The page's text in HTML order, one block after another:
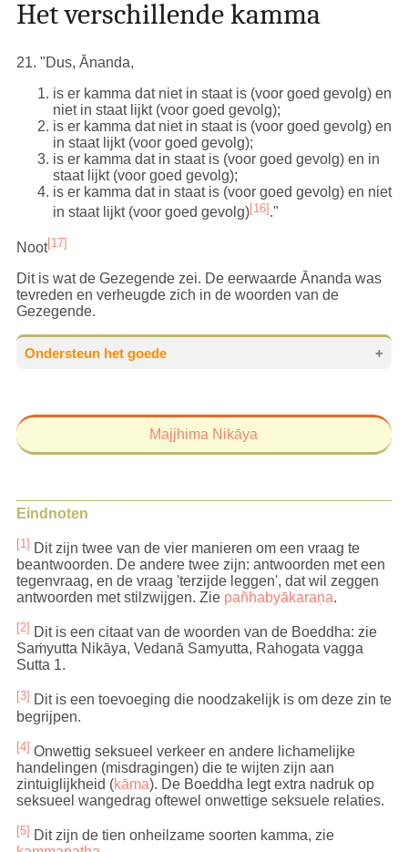
Het verschillende kamma
21. "Dus, Ānanda,
is er kamma dat niet in staat is (voor goed gevolg) en
niet in staat lijkt (voor goed gevolg);
is er kamma dat niet in staat is (voor goed gevolg) en
in staat lijkt (voor goed gevolg);
is er kamma dat in staat is (voor goed gevolg) en in
staat lijkt (voor goed gevolg);
is er kamma dat in staat is (voor goed gevolg) en niet
in staat lijkt (voor goed gevolg)[16]."
Noot[17]
Dit is wat de Gezegende zei. De eerwaarde Ānanda was
tevreden en verheugde zich in de woorden van de
Gezegende.
Ondersteun het goede
eraan meehelpen) is door de Boeddha
aangetoond als hetallerhoogste in de wereld
Steun a.u.b. dit werk door zo nu en dan een
een zeer gunstig effect op je. Vrijgevigheid
(dāna) is niet voor niets de basis oefening van
Majjhima Nikāya
Eindnoten
[1] Dit zijn twee van de vier manieren om een vraag te
beantwoorden. De andere twee zijn: antwoorden met een
tegenvraag, en de vraag 'terzijde leggen', dat wil zeggen
antwoorden met stilzwijgen. Zie pañhabyākaraṇa.
[2] Dit is een citaat van de woorden van de Boeddha: zie
Saṁyutta Nikāya, Vedanā Samyutta, Rahogata vagga
Sutta 1.
[3] Dit is een toevoeging die noodzakelijk is om deze zin te
begrijpen.
[4] Onwettig seksueel verkeer en andere lichamelijke
handelingen (misdragingen) die te wijten zijn aan
zintuiglijkheid (kāma). De Boeddha legt extra nadruk op
seksueel wangedrag oftewel onwettige seksuele relaties.
[5] Dit zijn de tien onheilzame soorten kamma, zie